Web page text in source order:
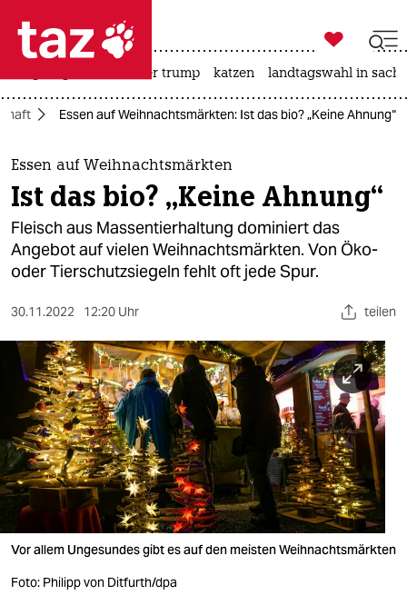
 taz zahl ich
taz zahl ich
themen
politik
öko
sport
berlin
nord
wahrheit
verlag

taz zahl ich
usa unter trump katzen landtagswahl in
Essen auf Weihnachtsmärkten: Ist das bio? „Keine Ahnung“
Essen auf Weihnachtsmärkten
Ist das bio? „Keine Ahnung“
Fleisch aus Massentierhaltung dominiert das
Angebot auf vielen Weihnachtsmärkten. Von Öko-
oder Tierschutzsiegeln fehlt oft jede Spur.
30.11.2022 12:20 Uhr teilen
Vor allem Ungesundes gibt es auf den meisten Weihnachtsmärkten
Foto: Philipp von Ditfurth/dpa